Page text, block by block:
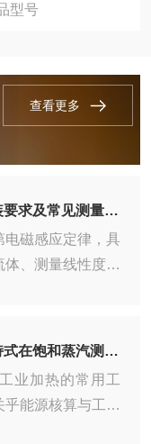
型号
查看更多
国产电磁流量计接地环安装要求及常见测量波动解决方法
电磁感应定律，具
、测量线性度好
的正确安装。测
障现象，其根源
E+H涡街流量计法兰式夹持式在饱和蒸汽测量中的温压补偿及安装技巧
业加热的常用工
能源核算与工艺